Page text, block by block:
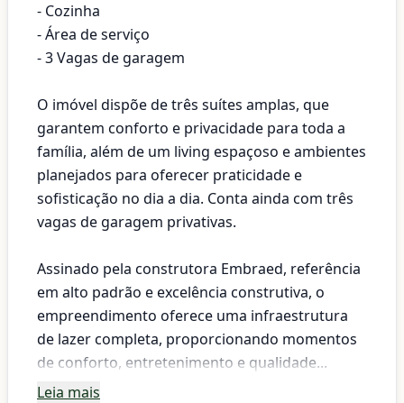
- Cozinha
- Área de serviço
- 3 Vagas de garagem
O imóvel dispõe de três suítes amplas, que
garantem conforto e privacidade para toda a
família, além de um living espaçoso e ambientes
planejados para oferecer praticidade e
sofisticação no dia a dia. Conta ainda com três
vagas de garagem privativas.
Assinado pela construtora Embraed, referência
em alto padrão e excelência construtiva, o
empreendimento oferece uma infraestrutura
de lazer completa, proporcionando momentos
de conforto, entretenimento e qualidade...
Leia mais